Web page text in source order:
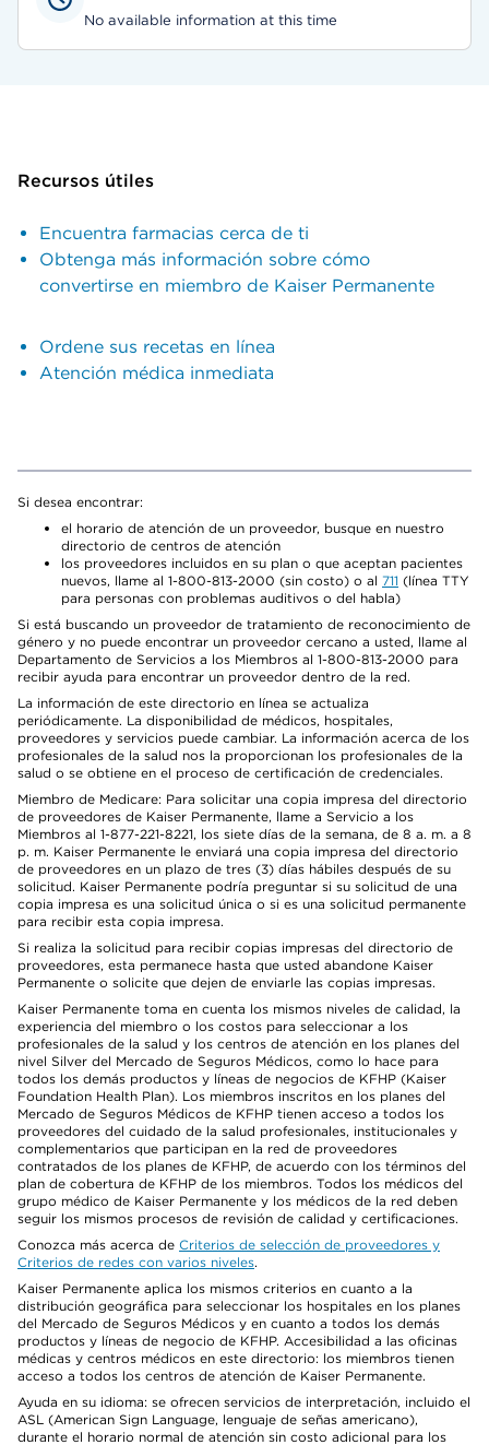
No available information at this time
Recursos útiles
Encuentra farmacias cerca de ti
Obtenga más información sobre cómo
convertirse en miembro de Kaiser Permanente
Ordene sus recetas en línea
Atención médica inmediata
Si desea encontrar:
el horario de atención de un proveedor, busque en nuestro
directorio de centros de atención
los proveedores incluidos en su plan o que aceptan pacientes
nuevos, llame al 1-800-813-2000 (sin costo) o al 711 (línea TTY
para personas con problemas auditivos o del habla)
Si está buscando un proveedor de tratamiento de reconocimiento de
género y no puede encontrar un proveedor cercano a usted, llame al
Departamento de Servicios a los Miembros al 1-800-813-2000 para
recibir ayuda para encontrar un proveedor dentro de la red.
La información de este directorio en línea se actualiza
periódicamente. La disponibilidad de médicos, hospitales,
proveedores y servicios puede cambiar. La información acerca de los
profesionales de la salud nos la proporcionan los profesionales de la
salud o se obtiene en el proceso de certificación de credenciales.
Miembro de Medicare: Para solicitar una copia impresa del directorio
de proveedores de Kaiser Permanente, llame a Servicio a los
Miembros al 1-877-221-8221, los siete días de la semana, de 8 a. m. a 8
p. m. Kaiser Permanente le enviará una copia impresa del directorio
de proveedores en un plazo de tres (3) días hábiles después de su
solicitud. Kaiser Permanente podría preguntar si su solicitud de una
copia impresa es una solicitud única o si es una solicitud permanente
para recibir esta copia impresa.
Si realiza la solicitud para recibir copias impresas del directorio de
proveedores, esta permanece hasta que usted abandone Kaiser
Permanente o solicite que dejen de enviarle las copias impresas.
Kaiser Permanente toma en cuenta los mismos niveles de calidad, la
experiencia del miembro o los costos para seleccionar a los
profesionales de la salud y los centros de atención en los planes del
nivel Silver del Mercado de Seguros Médicos, como lo hace para
todos los demás productos y líneas de negocios de KFHP (Kaiser
Foundation Health Plan). Los miembros inscritos en los planes del
Mercado de Seguros Médicos de KFHP tienen acceso a todos los
proveedores del cuidado de la salud profesionales, institucionales y
complementarios que participan en la red de proveedores
contratados de los planes de KFHP, de acuerdo con los términos del
plan de cobertura de KFHP de los miembros. Todos los médicos del
grupo médico de Kaiser Permanente y los médicos de la red deben
seguir los mismos procesos de revisión de calidad y certificaciones.
Conozca más acerca de Criterios de selección de proveedores y
Criterios de redes con varios niveles.
Kaiser Permanente aplica los mismos criterios en cuanto a la
distribución geográfica para seleccionar los hospitales en los planes
del Mercado de Seguros Médicos y en cuanto a todos los demás
productos y líneas de negocio de KFHP. Accesibilidad a las oficinas
médicas y centros médicos en este directorio: los miembros tienen
acceso a todos los centros de atención de Kaiser Permanente.
Ayuda en su idioma: se ofrecen servicios de interpretación, incluido el
ASL (American Sign Language, lenguaje de señas americano),
durante el horario normal de atención sin costo adicional para los